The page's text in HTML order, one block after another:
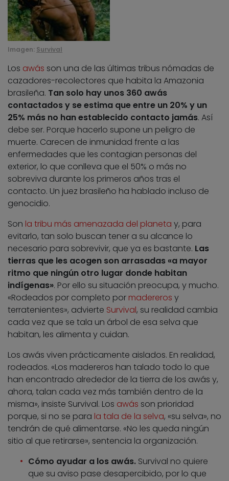
Imagen: Survival
Los awás son una de las últimas tribus nómadas de
cazadores-recolectores que habita la Amazonia
brasileña. Tan solo hay unos 360 awás
contactados y se estima que entre un 20% y un
25% más no han establecido contacto jamás. Así
debe ser. Porque hacerlo supone un peligro de
muerte. Carecen de inmunidad frente a las
enfermedades que les contagian personas del
exterior, lo que conlleva que el 50% o más no
sobreviva durante los primeros años tras el
contacto. Un juez brasileño ha hablado incluso de
genocidio.
Son la tribu más amenazada del planeta y, para
evitarlo, tan solo buscan tener a su alcance lo
necesario para sobrevivir, que ya es bastante. Las
tierras que les acogen son arrasadas «a mayor
ritmo que ningún otro lugar donde habitan
indígenas». Por ello su situación preocupa, y mucho.
«Rodeados por completo por madereros y
terratenientes», advierte Survival, su realidad cambia
cada vez que se tala un árbol de esa selva que
habitan, les alimenta y cuidan.
Los awás viven prácticamente aislados. En realidad,
rodeados. «Los madereros han talado todo lo que
han encontrado alrededor de la tierra de los awás y,
ahora, talan cada vez más también dentro de la
misma», insiste Survival. Los awás son prioridad
porque, si no se para la tala de la selva, «su selva», no
tendrán de qué alimentarse. «No les queda ningún
sitio al que retirarse», sentencia la organización.
Cómo ayudar a los awás. Survival no quiere
que su aviso pase desapercibido, por lo que